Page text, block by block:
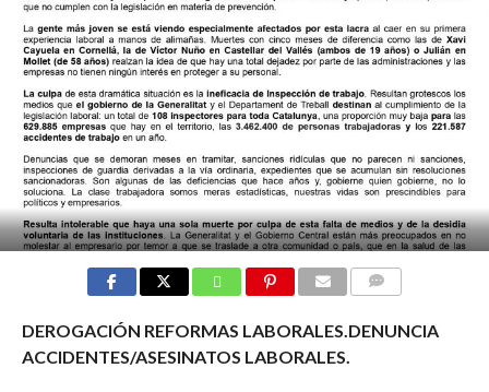
DEROGACIÓN REFORMAS LABORALES.DENUNCIA
ACCIDENTES/ASESINATOS LABORALES.